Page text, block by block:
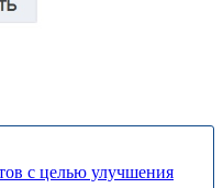
с целью улучшения